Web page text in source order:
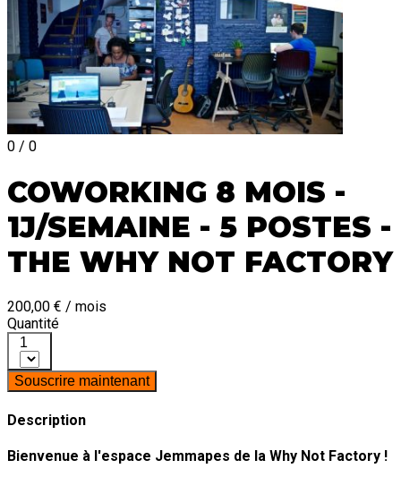
0 / 0
COWORKING 8 MOIS -
1J/SEMAINE - 5 POSTES -
THE WHY NOT FACTORY
200,00 € / mois
Quantité
1
Souscrire maintenant
Description
Bienvenue à l'espace Jemmapes de la Why Not Factory !